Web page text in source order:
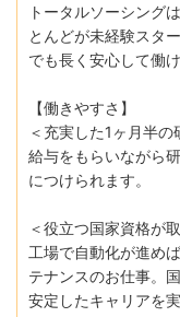
トータルソーシング
とんどが未経験スタ
でも長く安心して働
【働きやすさ】
＜充実した1ヶ月半の
給与をもらいながら
につけられます。
＜役立つ国家資格が
工場で自動化が進め
テナンスのお仕事。
安定したキャリアを